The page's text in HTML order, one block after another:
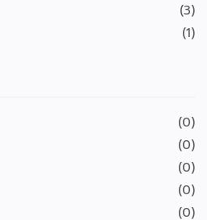
(3)
(1)
(0)
(0)
(0)
(0)
(0)